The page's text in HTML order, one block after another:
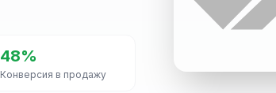
48%
Конверсия в продажу